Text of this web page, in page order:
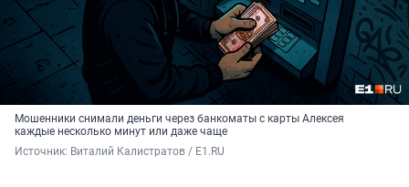
Мошенники снимали деньги через банкоматы с карты Алексея
каждые несколько минут или даже чаще
Источник: Виталий Калистратов / E1.RU